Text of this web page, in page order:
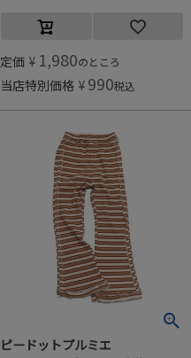
定価 ¥ 1,980のところ
当店特別価格 ¥ 990税込
ピードットプルミエ